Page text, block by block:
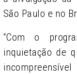
São Paulo e no
“Com o
inquietação de